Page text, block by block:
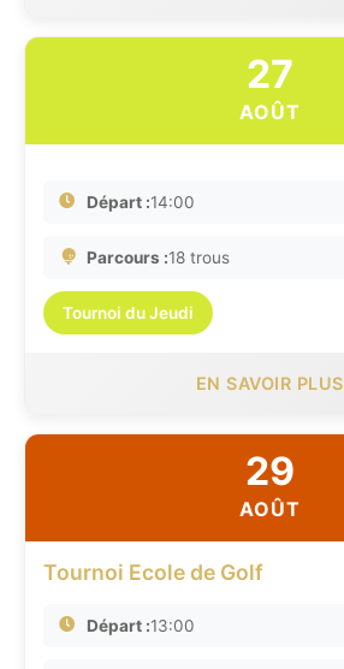
27
AOÛT
Départ :14:00
Parcours :18 trous
Tournoi du Jeudi
EN SAVOIR PLUS
29
AOÛT
Tournoi Ecole de Golf
Départ :13:00